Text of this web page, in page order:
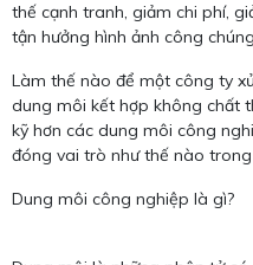
thế cạnh tranh, giảm chi phí,
tận hưởng hình ảnh công
Làm thế nào để một công ty
dung môi kết hợp không chất
kỹ hơn các dung môi công
đóng vai trò như thế nào
Dung môi công nghiệp là gì?